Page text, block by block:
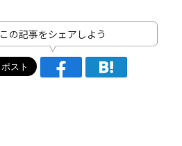
この記事をシェアしよう